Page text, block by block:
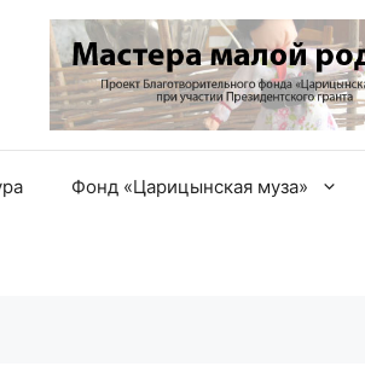
Фонд «Царицынская муза»